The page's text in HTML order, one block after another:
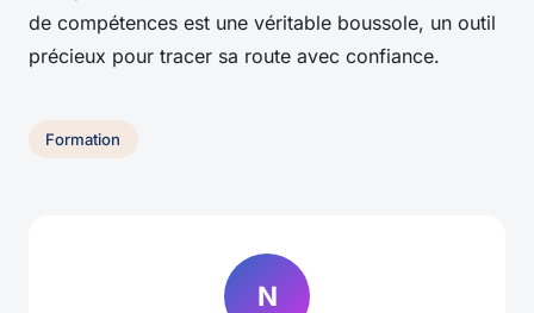
de compétences est une véritable boussole, un outil
précieux pour tracer sa route avec confiance.
Formation
N